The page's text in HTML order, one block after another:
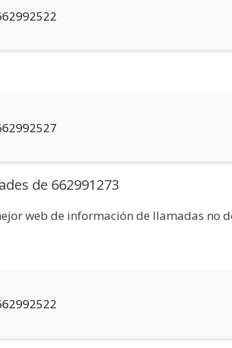
de 662991273
web de información de llamadas no